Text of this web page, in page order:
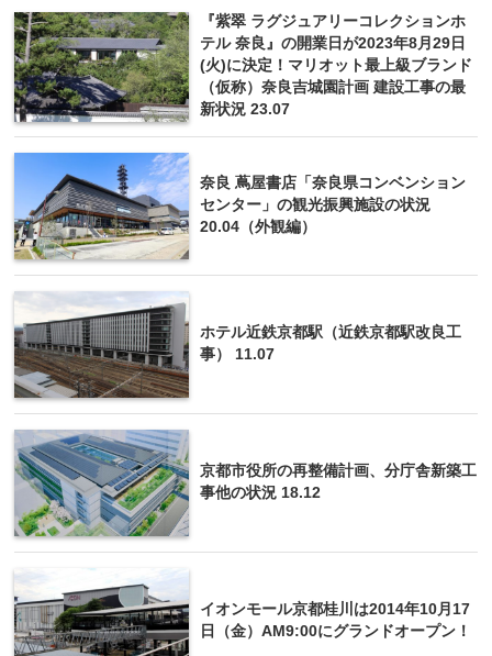
『紫翠 ラグジュアリーコレクションホ
テル 奈良』の開業日が2023年8月29日
(火)に決定！マリオット最上級ブランド
（仮称）奈良吉城園計画 建設工事の最
新状況 23.07
奈良 蔦屋書店「奈良県コンベンション
センター」の観光振興施設の状況
20.04（外観編）
ホテル近鉄京都駅（近鉄京都駅改良工
事） 11.07
京都市役所の再整備計画、分庁舎新築工
事他の状況 18.12
イオンモール京都桂川は2014年10月17
日（金）AM9:00にグランドオープン！